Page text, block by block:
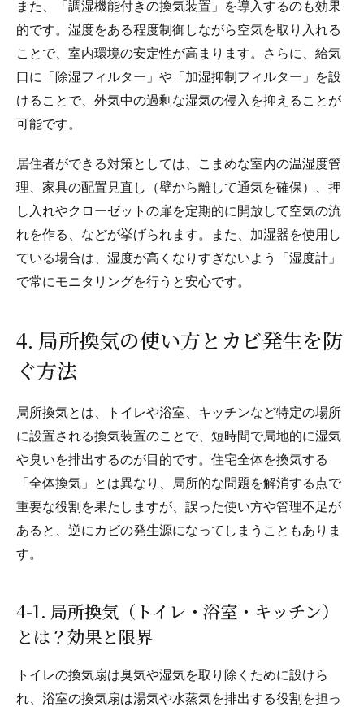
また、「調湿機能付きの換気装置」を導入するのも効果
的です。湿度をある程度制御しながら空気を取り入れる
ことで、室内環境の安定性が高まります。さらに、給気
口に「除湿フィルター」や「加湿抑制フィルター」を設
けることで、外気中の過剰な湿気の侵入を抑えることが
可能です。
居住者ができる対策としては、こまめな室内の温湿度管
理、家具の配置見直し（壁から離して通気を確保）、押
し入れやクローゼットの扉を定期的に開放して空気の流
れを作る、などが挙げられます。また、加湿器を使用し
ている場合は、湿度が高くなりすぎないよう「湿度計」
で常にモニタリングを行うと安心です。
4. 局所換気の使い方とカビ発生を防
ぐ方法
局所換気とは、トイレや浴室、キッチンなど特定の場所
に設置される換気装置のことで、短時間で局地的に湿気
や臭いを排出するのが目的です。住宅全体を換気する
「全体換気」とは異なり、局所的な問題を解消する点で
重要な役割を果たしますが、誤った使い方や管理不足が
あると、逆にカビの発生源になってしまうこともありま
す。
4-1. 局所換気（トイレ・浴室・キッチン）
とは？効果と限界
トイレの換気扇は臭気や湿気を取り除くために設けら
れ、浴室の換気扇は湯気や水蒸気を排出する役割を担っ